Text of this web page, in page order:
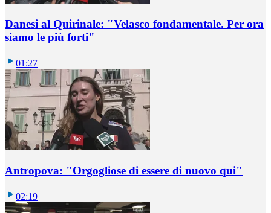
Danesi al Quirinale: "Velasco fondamentale. Per ora
siamo le più forti"
01:27
Antropova: "Orgogliose di essere di nuovo qui"
02:19